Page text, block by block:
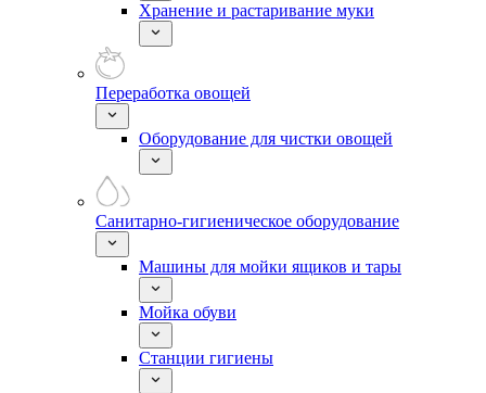
Хранение и растаривание муки
Переработка овощей
Оборудование для чистки овощей
Санитарно-гигиеническое оборудование
Машины для мойки ящиков и тары
Мойка обуви
Станции гигиены